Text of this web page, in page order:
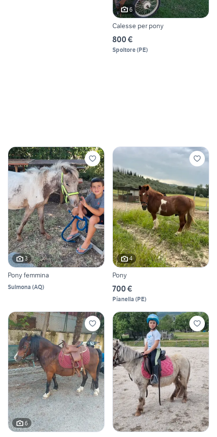
6
Calesse per pony
800 €
Spoltore(PE)
3
Pony femmina
Sulmona (AQ)
4
Pony
700 €
Pianella (PE)
6